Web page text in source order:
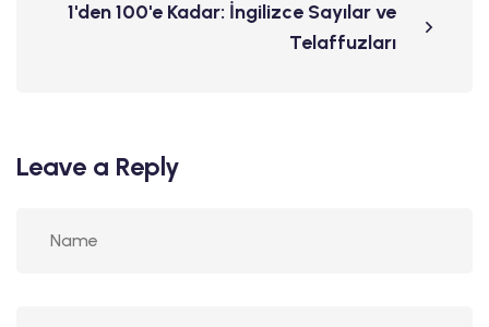
1'den 100'e Kadar: İngilizce Sayılar ve
Telaffuzları
Leave a Reply